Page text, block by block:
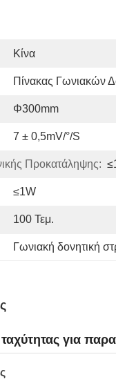
Κίνα
Πίνακας Γωνιακών
Φ300mm
7 ± 0,5mV/°/s
Προκατάληψης:
≤1W
100 Τεμ.
Γωνιακή δονητική
για